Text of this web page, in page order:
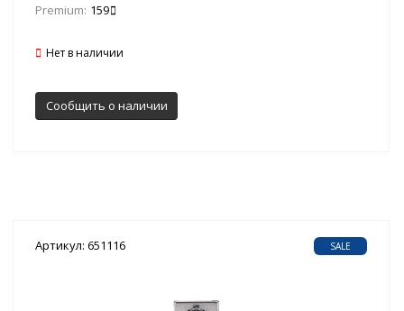
Premium: 159
Нет в наличии
Сообщить о наличии
Артикул: 651116 SALE